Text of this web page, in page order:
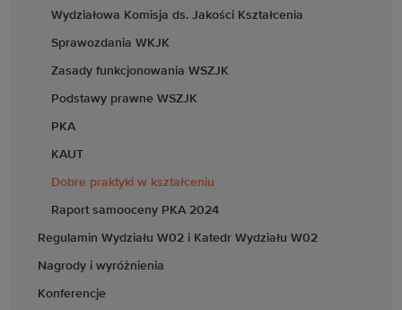
Wydziałowa Komisja ds. Jakości Kształcenia
Sprawozdania WKJK
Zasady funkcjonowania WSZJK
Podstawy prawne WSZJK
PKA
KAUT
Dobre praktyki w kształceniu
Raport samooceny PKA 2024
Regulamin Wydziału W02 i Katedr Wydziału W02
Nagrody i wyróżnienia
Konferencje